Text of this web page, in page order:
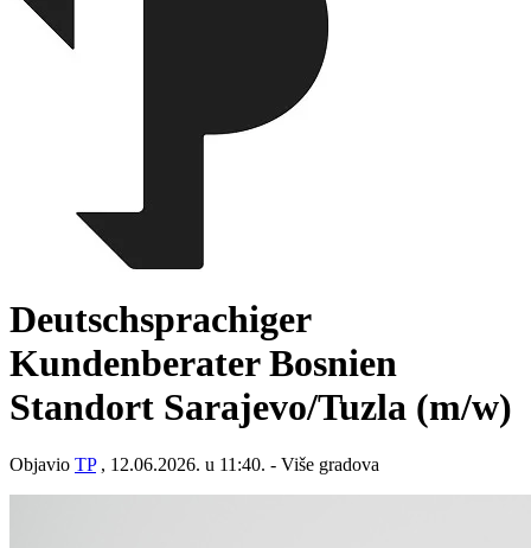
Deutschsprachiger
Kundenberater Bosnien
Standort Sarajevo/Tuzla (m/w)
Objavio TP, 12.06.2026. u 11:40. - Više gradova